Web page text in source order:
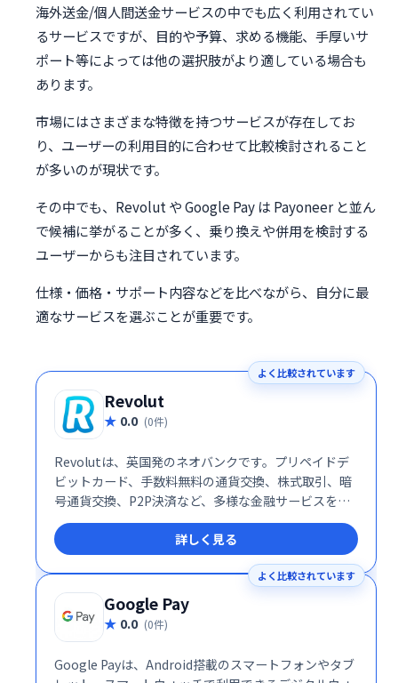
海外送金/個人間送金サービスの中でも広く利用されてい
るサービスですが、目的や予算、求める機能、手厚いサ
ポート等によっては他の選択肢がより適している場合も
あります。
市場にはさまざまな特徴を持つサービスが存在してお
り、ユーザーの利用目的に合わせて比較検討されること
が多いのが現状です。
その中でも、Revolut や Google Pay は Payoneer と並ん
で候補に挙がることが多く、乗り換えや併用を検討する
ユーザーからも注目されています。
仕様・価格・サポート内容などを比べながら、自分に最
適なサービスを選ぶことが重要です。
よく比較されています
Revolut
0.0 (0件)
Revolutは、英国発のネオバンクです。プリペイドデ
ビットカード、手数料無料の通貨交換、株式取引、暗
号通貨交換、P2P決済など、多様な金融サービスをワ
ンストップで提供します。世界中で手軽に利用でき、
個人・ビジネスのニーズに対応した柔軟なプランを用
意しています。現代の金融生活をスマートにサポート
します。
詳しく見る
よく比較されています
Google Pay
0.0 (0件)
Google Payは、Android搭載のスマートフォンやタブ